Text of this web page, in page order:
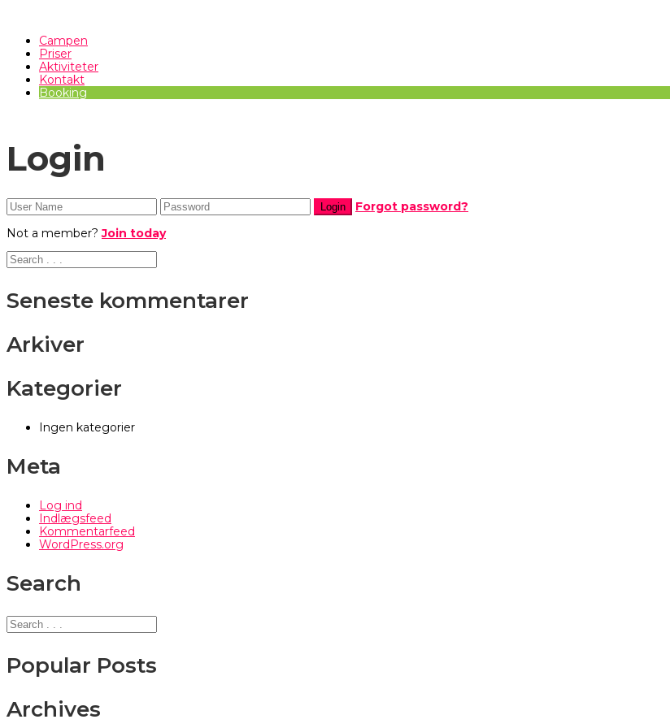
Campen
Priser
Aktiviteter
Kontakt
Booking
Login
Forgot password?
Not a member?Join today
Seneste kommentarer
Arkiver
Kategorier
Ingen kategorier
Meta
Log ind
Indlægsfeed
Kommentarfeed
WordPress.org
Search
Popular Posts
Archives